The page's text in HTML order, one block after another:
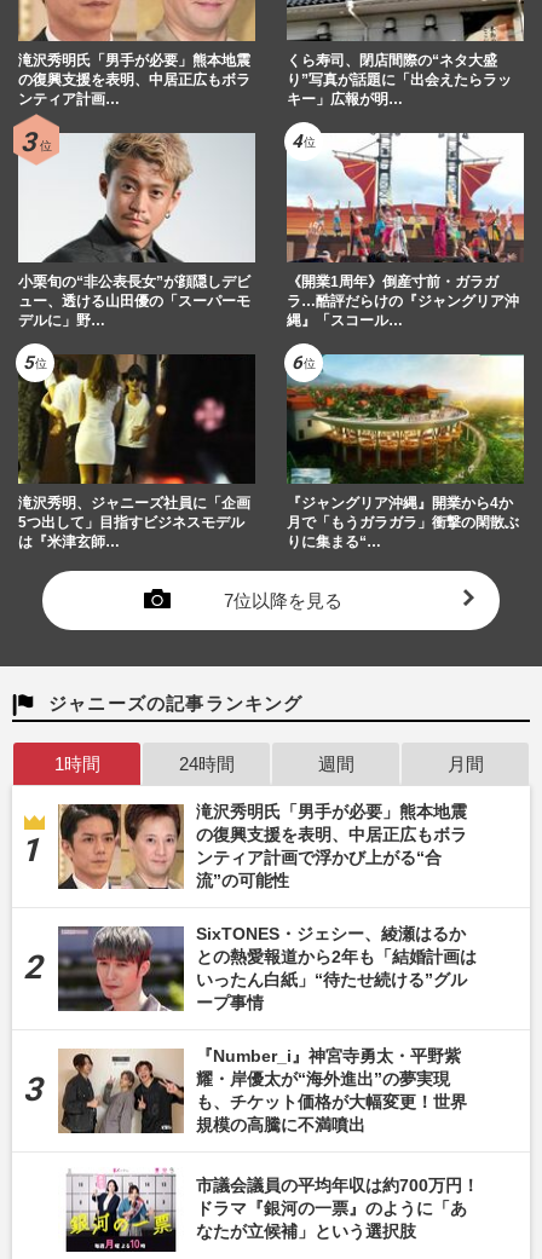
滝沢秀明氏「男手が必要」熊本地震
の復興支援を表明、中居正広もボラ
ンティア計画…
くら寿司、閉店間際の“ネタ大盛
り”写真が話題に「出会えたらラッ
キー」広報が明…
小栗旬の“非公表長女”が顔隠しデビ
ュー、透ける山田優の「スーパーモ
デルに」野…
《開業1周年》倒産寸前・ガラガ
ラ…酷評だらけの『ジャングリア沖
縄』「スコール…
滝沢秀明、ジャニーズ社員に「企画
5つ出して」目指すビジネスモデル
は『米津玄師…
『ジャングリア沖縄』開業から4か
月で「もうガラガラ」衝撃の閑散ぶ
りに集まる“…
7位以降を見る
ジャニーズの記事ランキング
1時間 24時間 週間 月間
滝沢秀明氏「男手が必要」熊本地震
の復興支援を表明、中居正広もボラ
ンティア計画で浮かび上がる“合
流”の可能性
SixTONES・ジェシー、綾瀬はるか
との熱愛報道から2年も「結婚計画は
いったん白紙」“待たせ続ける”グル
ープ事情
『Number_i』神宮寺勇太・平野紫
耀・岸優太が“海外進出”の夢実現
も、チケット価格が大幅変更！世界
規模の高騰に不満噴出
市議会議員の平均年収は約700万円！
ドラマ『銀河の一票』のように「あ
なたが立候補」という選択肢